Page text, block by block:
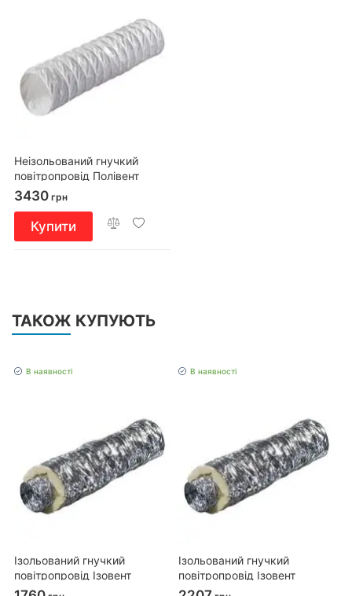
Неізольований гнучкий
повітропровід Полівент
600/203/6 чорний
3430 грн
Купити
ТАКОЖ КУПУЮТЬ
В наявності
Ізольований гнучкий
повітропровід Ізовент
Н125/7,5
В наявності
Ізольований гнучкий
повітропровід Ізовент
Н125/7,6